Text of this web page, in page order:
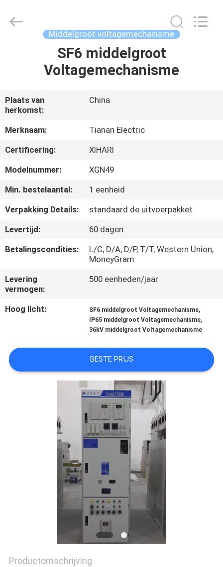
VR-
SHOW
ONGEVEER
ONS
FABRIEKSREIS
KWALITEITSCONTROLE
CONTACTEER
ONS
VERZOEK
OM EEN
SITEMAP
Co.,Ltd..
Middelgroot voltagemechanisme
SF6 middelgroot
Voltagemechanisme
Plaats van
herkomst:
China
Merknaam:
Tianan Electric
Certificering:
XIHARI
Modelnummer:
XGN49
Min. bestelaantal:
1 eenheid
Verpakking Details:
standaard de uitvoerpakket
Levertijd:
60 dagen
Betalingscondities:
L/C, D/A, D/P, T/T, Western Union,
MoneyGram
Levering
vermogen:
500 eenheden/jaar
Hoog licht: SF6 middelgroot Voltagemechanisme,
IP65 middelgroot Voltagemechanisme,
36kV middelgroot Voltagemechanisme
BESTE PRIJS
Productomschrijving